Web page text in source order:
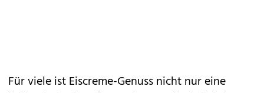
Für viele ist Eiscreme-Genuss nicht nur eine